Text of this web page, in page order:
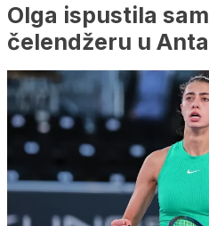
Olga ispustila
čelendžeru u